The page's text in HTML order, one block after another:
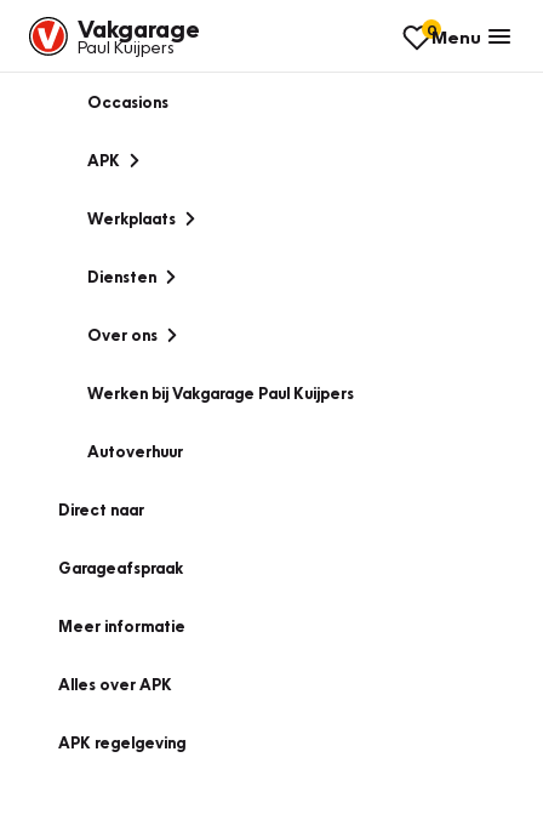
Vakgarage
Paul Kuijpers
0Menu
Occasions
APK
Werkplaats
Diensten
Over ons
Werken bij Vakgarage Paul Kuijpers
Autoverhuur
Direct naar
Garageafspraak
Meer informatie
Alles over APK
APK regelgeving